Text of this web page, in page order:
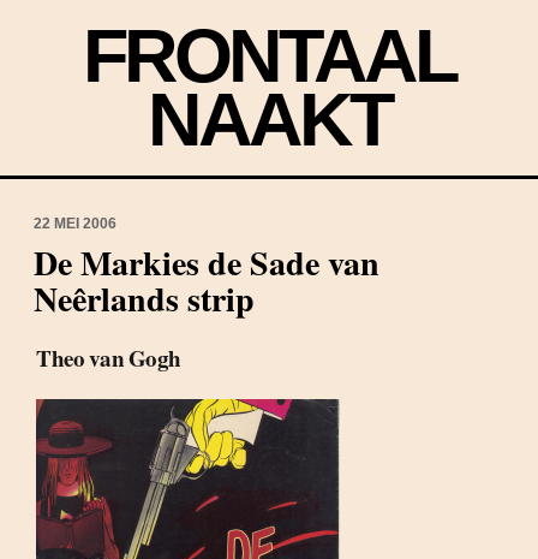
FRONTAAL
NAAKT
22 MEI 2006
De Markies de Sade van
Neêrlands strip
Theo van Gogh